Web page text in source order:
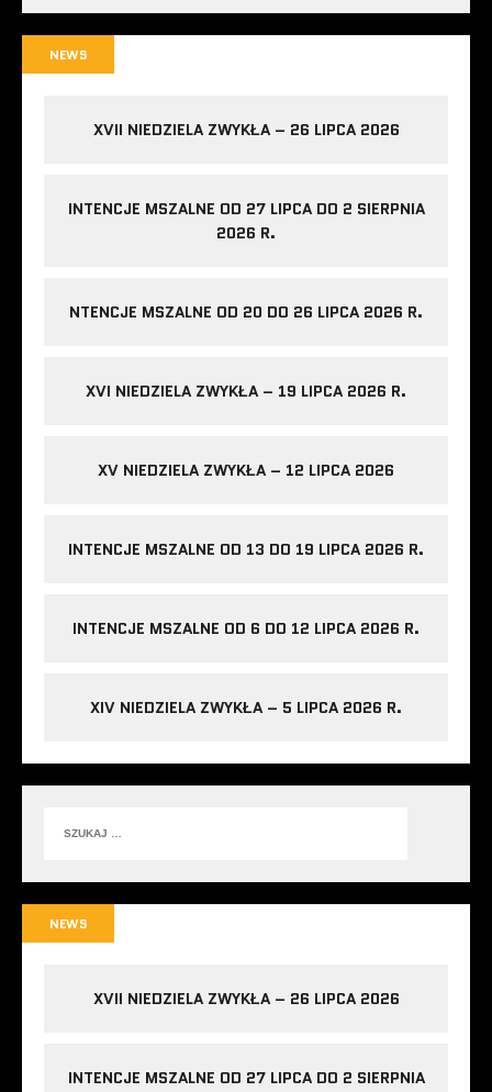
NEWS
XVII NIEDZIELA ZWYKŁA – 26 LIPCA 2026
INTENCJE MSZALNE OD 27 LIPCA DO 2 SIERPNIA
2026 R.
NTENCJE MSZALNE OD 20 DO 26 LIPCA 2026 R.
XVI NIEDZIELA ZWYKŁA – 19 LIPCA 2026 R.
XV NIEDZIELA ZWYKŁA – 12 LIPCA 2026
INTENCJE MSZALNE OD 13 DO 19 LIPCA 2026 R.
INTENCJE MSZALNE OD 6 DO 12 LIPCA 2026 R.
XIV NIEDZIELA ZWYKŁA – 5 LIPCA 2026 R.
NEWS
XVII NIEDZIELA ZWYKŁA – 26 LIPCA 2026
INTENCJE MSZALNE OD 27 LIPCA DO 2 SIERPNIA